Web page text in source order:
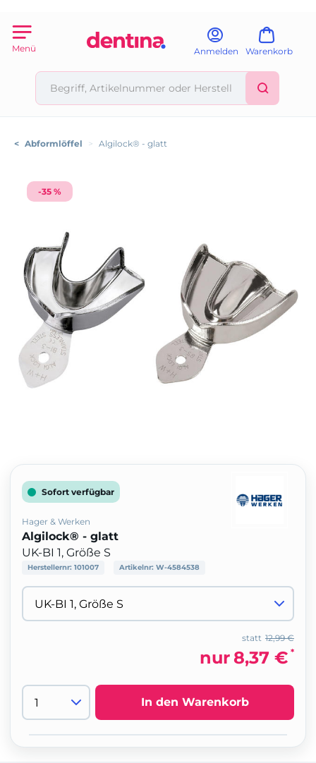
Menü Anmelden Warenkorb
< Abformlöffel > Algilock® - glatt
-35 %
Sofort verfügbar
Hager & Werken
Algilock® - glatt
UK-BI 1, Größe S
Herstellernr: 101007 Artikelnr: W-4584538
12,99 €
statt
nur 8,37 € *
In den Warenkorb